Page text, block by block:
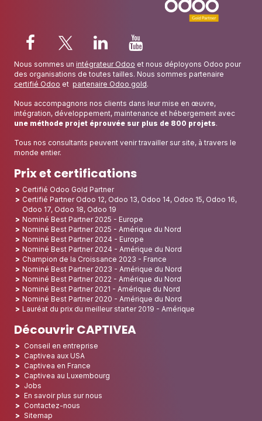
Nous sommes un intégrateur Odoo et nous déployons Odoo pour
des organisations de toutes tailles. Nous sommes partenaire
certifié Odoo et partenaire Odoo gold.
Nous accompagnons nos clients dans leur mise en œuvre,
intégration, développement, maintenance et hébergement avec
une méthode projet éprouvée sur plus de 800 projets.
Tous nos consultants peuvent venir travailler sur site, à travers le
monde entier.
Prix et certifications
Certifié Odoo Gold Partner
Certifié Partner Odoo 12, Odoo 13, Odoo 14, Odoo 15, Odoo 16,
Odoo 17, Odoo 18, Odoo 19
Nominé Best Partner 2025 - Europe
Nominé Best Partner 2025 - Amérique du Nord
Nominé Best Partner 2024 - Europe
Nominé Best Partner 2024 - Amérique du Nord
Champion de la Croissance 2023 - France
Nominé Best Partner 2023 - Amérique du Nord
Nominé Best Partner 2022 - Amérique du Nord
Nominé Best Partner 2021 - Amérique du Nord
Nominé Best Partner 2020 - Amérique du Nord
Lauréat du prix du meilleur starter 2019 - Amérique
Découvrir CAPTIVEA
Conseil en entreprise
Captivea aux USA
Captivea en France
Captivea au Luxembourg
Jobs
En savoir plus sur nous
Contactez-nous
Sitemap